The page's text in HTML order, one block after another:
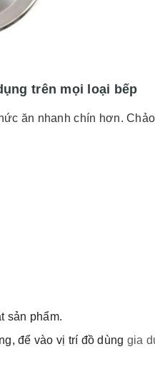
trên mọi loại bếp
ăn nhanh chín hơn.
sản phẩm.
để vào vị trí đồ dùng gia